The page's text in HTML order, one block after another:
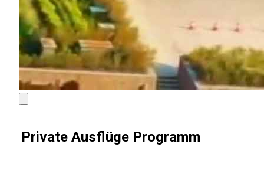
Private Ausflüge Programm